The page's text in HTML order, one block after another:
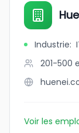
Industrie:
201-500
Voir les